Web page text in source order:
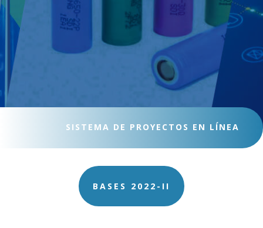
SISTEMA DE PROYECTOS EN LÍNEA
BASES 2022-II